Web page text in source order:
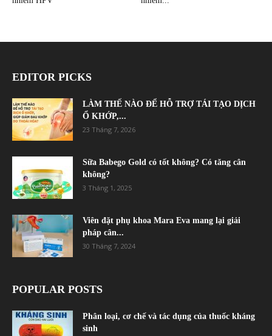
EDITOR PICKS
LÀM THẾ NÀO ĐỂ HỖ TRỢ TÁI TẠO DỊCH
Ổ KHỚP,...
23 Tháng 7, 2026
Sữa Babego Gold có tốt không? Có tăng cân
không?
3 Tháng 1, 2025
Viên đặt phụ khoa Mara Eva mang lại giải
pháp cân...
30 Tháng 7, 2024
POPULAR POSTS
Phân loại, cơ chế và tác dụng của thuốc kháng
sinh